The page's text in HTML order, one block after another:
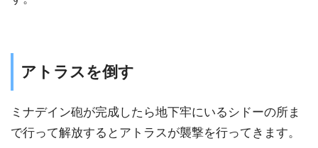
アトラスを倒す
ミナデイン砲が完成したら地下牢にいるシドーの所ま
で行って解放するとアトラスが襲撃を行ってきます。